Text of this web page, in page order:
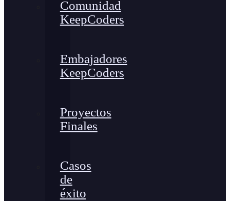
Comunidad
KeepCoders
Embajadores
KeepCoders
Proyectos
Finales
Casos
de
éxito